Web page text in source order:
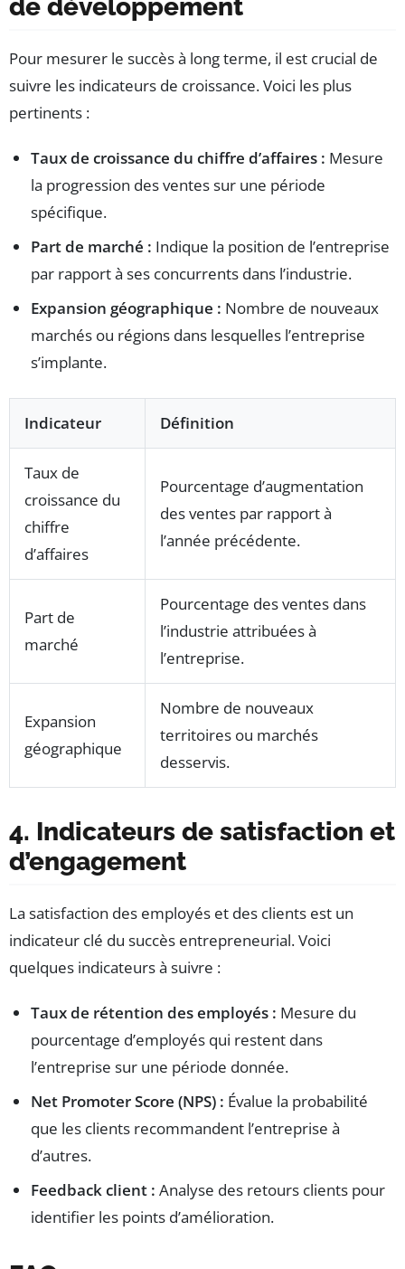
de développement
Pour mesurer le succès à long terme, il est crucial de
suivre les indicateurs de croissance. Voici les plus
pertinents :
Taux de croissance du chiffre d’affaires : Mesure
la progression des ventes sur une période
spécifique.
Part de marché : Indique la position de l’entreprise
par rapport à ses concurrents dans l’industrie.
Expansion géographique : Nombre de nouveaux
marchés ou régions dans lesquelles l’entreprise
s’implante.
Indicateur Définition
Taux de
croissance du
chiffre
d’affaires
Pourcentage d’augmentation
des ventes par rapport à
l’année précédente.
Part de
marché
Pourcentage des ventes dans
l’industrie attribuées à
l’entreprise.
Expansion
géographique
Nombre de nouveaux
territoires ou marchés
desservis.
4. Indicateurs de satisfaction et
d’engagement
La satisfaction des employés et des clients est un
indicateur clé du succès entrepreneurial. Voici
quelques indicateurs à suivre :
Taux de rétention des employés : Mesure du
pourcentage d’employés qui restent dans
l’entreprise sur une période donnée.
Net Promoter Score (NPS) : Évalue la probabilité
que les clients recommandent l’entreprise à
d’autres.
Feedback client : Analyse des retours clients pour
identifier les points d’amélioration.